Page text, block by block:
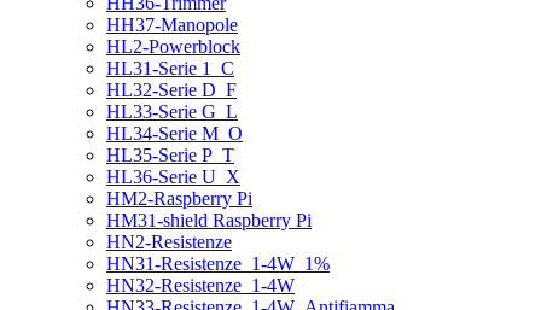
HH37-Manopole
HL2-Powerblock
HL31-Serie 1_C
HL32-Serie D_F
HL33-Serie G_L
HL34-Serie M_O
HL35-Serie P_T
HL36-Serie U_X
HM2-Raspberry Pi
HM31-shield Raspberry Pi
HN2-Resistenze
HN31-Resistenze_1-4W_1%
HN32-Resistenze_1-4W